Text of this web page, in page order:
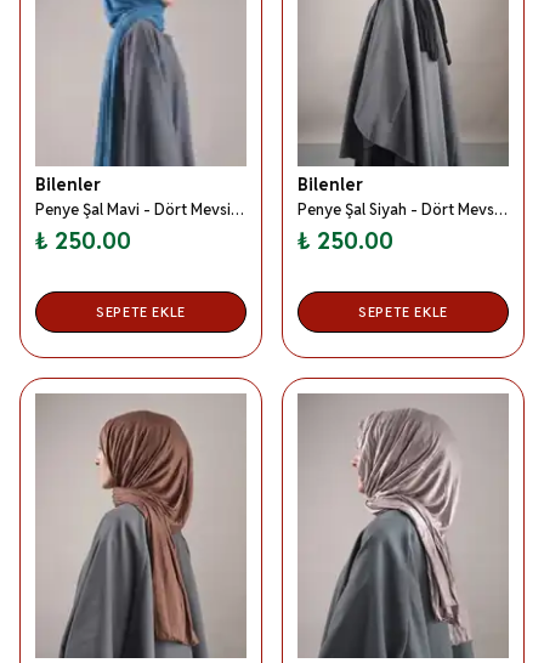
Bilenler
Penye Şal Mavi - Dört Mevsim- Yumuşak Dokulu
₺ 250.00
SEPETE EKLE
Bilenler
Penye Şal Siyah - Dört Mevsim- Yumuşak Dokulu
₺ 250.00
SEPETE EKLE